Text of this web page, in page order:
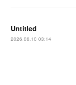
Untitled
2026.06.10 03:14